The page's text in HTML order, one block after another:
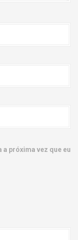
próxima vez que eu